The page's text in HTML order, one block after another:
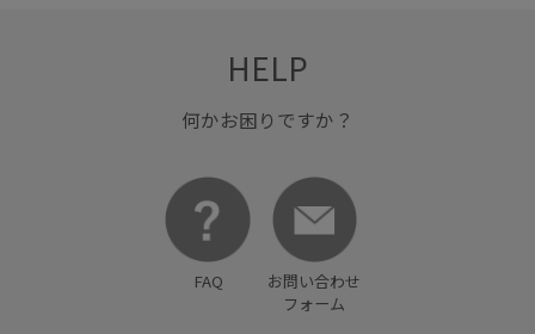
HELP
何かお困りですか？
FAQ
お問い合わせ
フォーム